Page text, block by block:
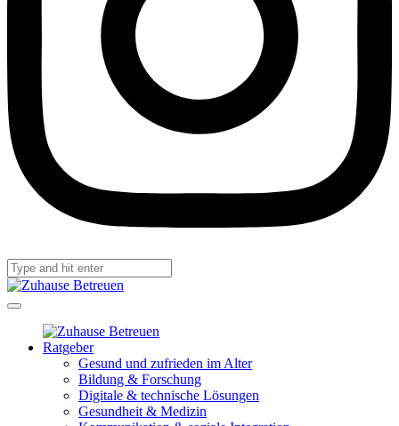
Ratgeber
Gesund und zufrieden im Alter
Bildung & Forschung
Digitale & technische Lösungen
Gesundheit & Medizin